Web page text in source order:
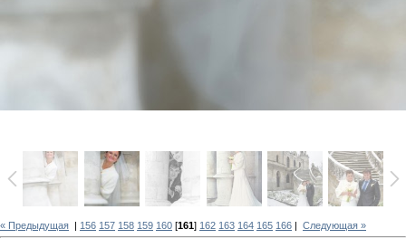
« Предыдущая 156 157 158 159 160 [161] 162 163 164 165 166 Следующая »